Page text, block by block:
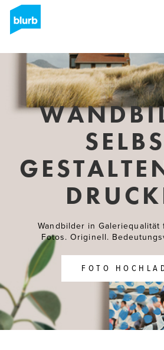
Skip
main
Wandbilder in Galeriequalität
Fotos. Originell.
FOTO